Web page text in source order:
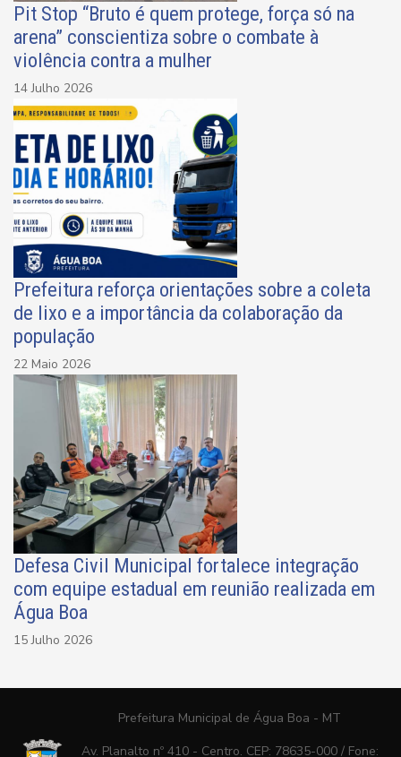
Pit Stop “Bruto é quem protege, força só na
arena” conscientiza sobre o combate à
violência contra a mulher
14 Julho 2026
Prefeitura reforça orientações sobre a coleta
de lixo e a importância da colaboração da
população
22 Maio 2026
Defesa Civil Municipal fortalece integração
com equipe estadual em reunião realizada em
Água Boa
15 Julho 2026
Prefeitura Municipal de Água Boa - MT
Av. Planalto nº 410 - Centro. CEP: 78635-000 / Fone: